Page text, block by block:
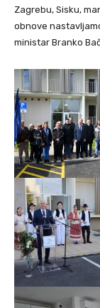
Zagrebu, Sisku,
obnove
ministar Branko